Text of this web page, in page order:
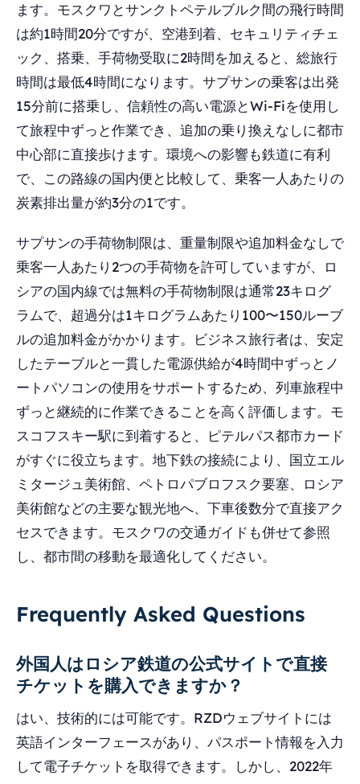
ます。モスクワとサンクトペテルブルク間の飛行時間
は約1時間20分ですが、空港到着、セキュリティチェ
ック、搭乗、手荷物受取に2時間を加えると、総旅行
時間は最低4時間になります。サプサンの乗客は出発
15分前に搭乗し、信頼性の高い電源とWi-Fiを使用し
て旅程中ずっと作業でき、追加の乗り換えなしに都市
中心部に直接歩けます。環境への影響も鉄道に有利
で、この路線の国内便と比較して、乗客一人あたりの
炭素排出量が約3分の1です。
サプサンの手荷物制限は、重量制限や追加料金なしで
乗客一人あたり2つの手荷物を許可していますが、ロ
シアの国内線では無料の手荷物制限は通常23キログ
ラムで、超過分は1キログラムあたり100〜150ルーブ
ルの追加料金がかかります。ビジネス旅行者は、安定
したテーブルと一貫した電源供給が4時間中ずっとノ
ートパソコンの使用をサポートするため、列車旅程中
ずっと継続的に作業できることを高く評価します。モ
スコフスキー駅に到着すると、ピテルパス都市カード
がすぐに役立ちます。地下鉄の接続により、国立エル
ミタージュ美術館、ペトロパブロフスク要塞、ロシア
美術館などの主要な観光地へ、下車後数分で直接アク
セスできます。モスクワの交通ガイドも併せて参照
し、都市間の移動を最適化してください。
Frequently Asked Questions
外国人はロシア鉄道の公式サイトで直接
チケットを購入できますか？
はい、技術的には可能です。RZDウェブサイトには
英語インターフェースがあり、パスポート情報を入力
して電子チケットを取得できます。しかし、2022年